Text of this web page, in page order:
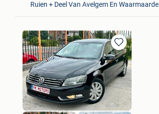
Ruien + Deel Van Avelgem En Waarmaarde
Bewaren
in
Mijn
Favorieten